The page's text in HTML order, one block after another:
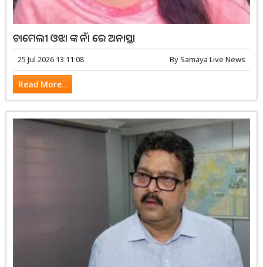
ଚାମେଲୀ ଓଝା ଙ୍କ ନାଁ ରେ ଅନାସ୍ଥା
25 Jul 2026 13:11:08 BySamaya Live News
Read More...